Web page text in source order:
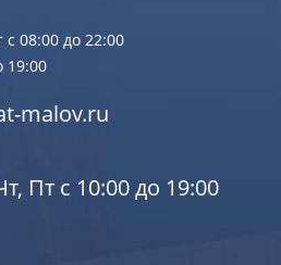
с 08:00 до 22:00
19:00
malov.ru
Пт с 10:00 до 19:00